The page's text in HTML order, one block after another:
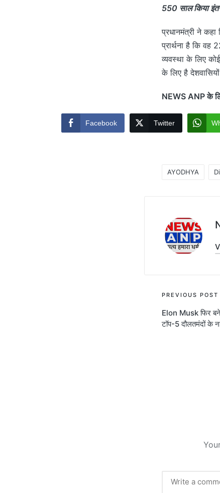
550 साल किया
प्रधानमंत्री ने कहा
प्रार्थना है कि वह
व्यवस्था के लिए
के लिए है
NEWS ANP के
Facebook Twitter
Tags:
AYODHYA
Post
PREVIOUS POST
Elon Musk फिर
टॉप-5 दौलतमंदों के